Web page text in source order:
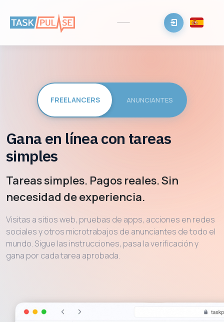
Gana en línea con tareas
simples
Tareas simples. Pagos reales. Sin
necesidad de experiencia.
Visitas a sitios web, pruebas de apps, acciones en redes
sociales y otros microtrabajos de anunciantes de todo el
mundo. Sigue las instrucciones, pasa la verificación y
gana por cada tarea aprobada.